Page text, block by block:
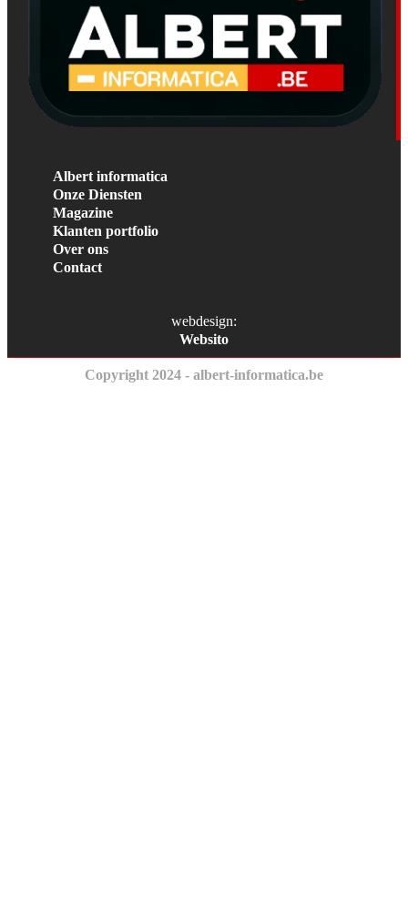
Albert informatica
Onze Diensten
Magazine
Klanten portfolio
Over ons
Contact
webdesign:
Websito
Copyright 2024 - albert-informatica.be